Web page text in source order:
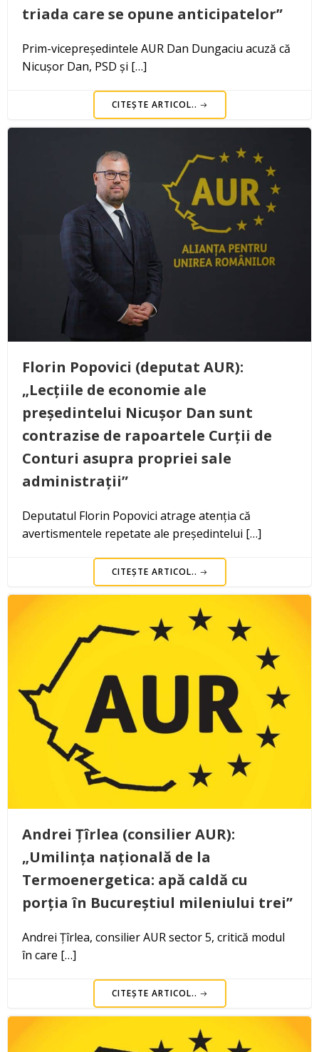
triada care se opune anticipatelor”
Prim-vicepreședintele AUR Dan Dungaciu acuză că
Nicușor Dan, PSD și […]
CITEȘTE ARTICOL..
Florin Popovici (deputat AUR):
„Lecțiile de economie ale
președintelui Nicușor Dan sunt
contrazise de rapoartele Curții de
Conturi asupra propriei sale
administrații”
Deputatul Florin Popovici atrage atenția că
avertismentele repetate ale președintelui […]
CITEȘTE ARTICOL..
Andrei Țîrlea (consilier AUR):
„Umilința națională de la
Termoenergetica: apă caldă cu
porția în Bucureștiul mileniului trei”
Andrei Țîrlea, consilier AUR sector 5, critică modul
în care […]
CITEȘTE ARTICOL..